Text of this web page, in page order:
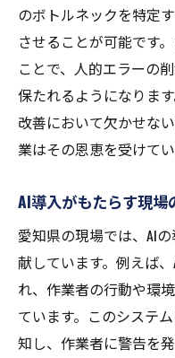
のボトルネックを特定
させることが可能です
ことで、人的エラーの
保たれるようになりま
改善において欠かせな
業はその恩恵を受けてい
AI導入がもたらす現場
愛知県の現場では、AI
献しています。例えば
れ、作業者の行動や環
ています。このシステ
知し、作業者に警告を